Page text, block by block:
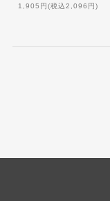
1,905円(税込2,096円)